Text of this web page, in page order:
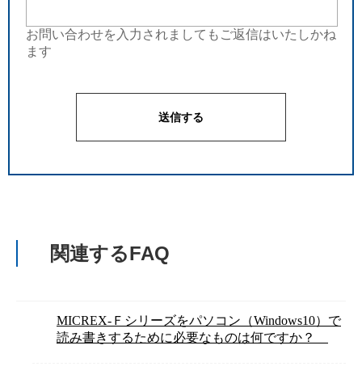
お問い合わせを入力されましてもご返信はいたしかね
ます
関連するFAQ
MICREX-Ｆシリーズをパソコン（Windows10）で
読み書きするために必要なものは何ですか？